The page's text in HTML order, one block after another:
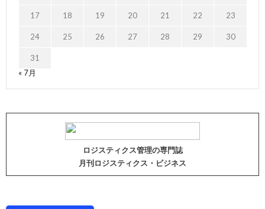
17 18 19 20 21 22 23
24 25 26 27 28 29 30
31
« 7月
ロジスティクス管理の専門誌
月刊ロジスティクス・ビジネス